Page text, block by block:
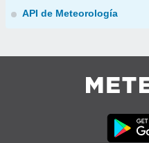
API de Meteorología